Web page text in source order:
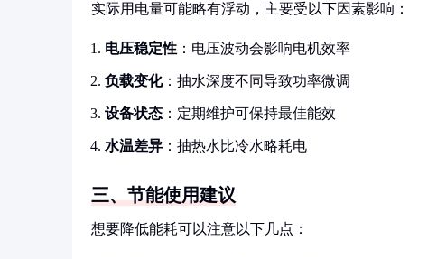
实际用电量可能略有浮动，主要受以下因素影响：
电压稳定性 ：电压波动会影响电机效率
负载变化：抽水深度不同导致功率微调
设备状态 ：定期维护可保持最佳能效
水温差异 ：抽热水比冷水略耗电
三、节能使用建议
想要降低能耗可以注意以下几点：